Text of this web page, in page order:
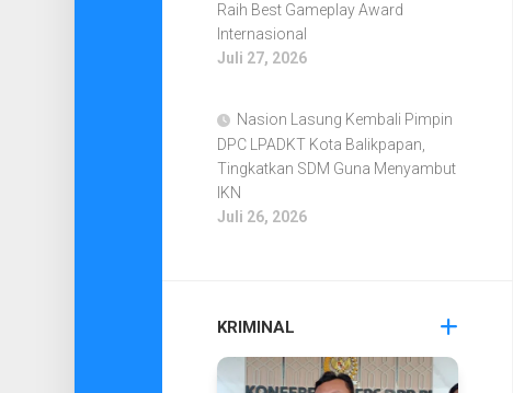
Raih Best Gameplay Award
Internasional
Juli 27, 2026
Nasion Lasung Kembali Pimpin
DPC LPADKT Kota Balikpapan,
Tingkatkan SDM Guna Menyambut
IKN
Juli 26, 2026
KRIMINAL